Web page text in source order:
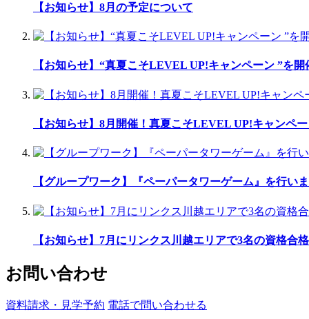
【お知らせ】8月の予定について
【お知らせ】“真夏こそLEVEL UP!キャンペーン ”を開
【お知らせ】8月開催！真夏こそLEVEL UP!キャンペ
【グループワーク】『ペーパータワーゲーム』を行い
【お知らせ】7月にリンクス川越エリアで3名の資格合
お問い合わせ
資料請求・見学予約 電話で問い合わせる